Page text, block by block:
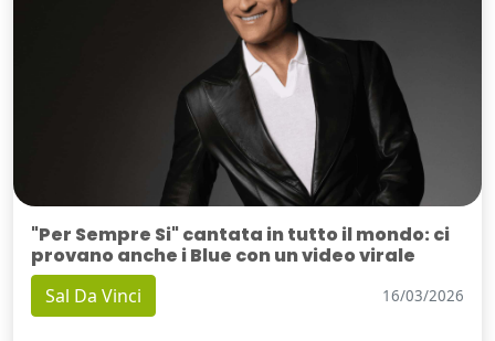
"Per Sempre Si" cantata in tutto il mondo: ci
provano anche i Blue con un video virale
Sal Da Vinci 16/03/2026